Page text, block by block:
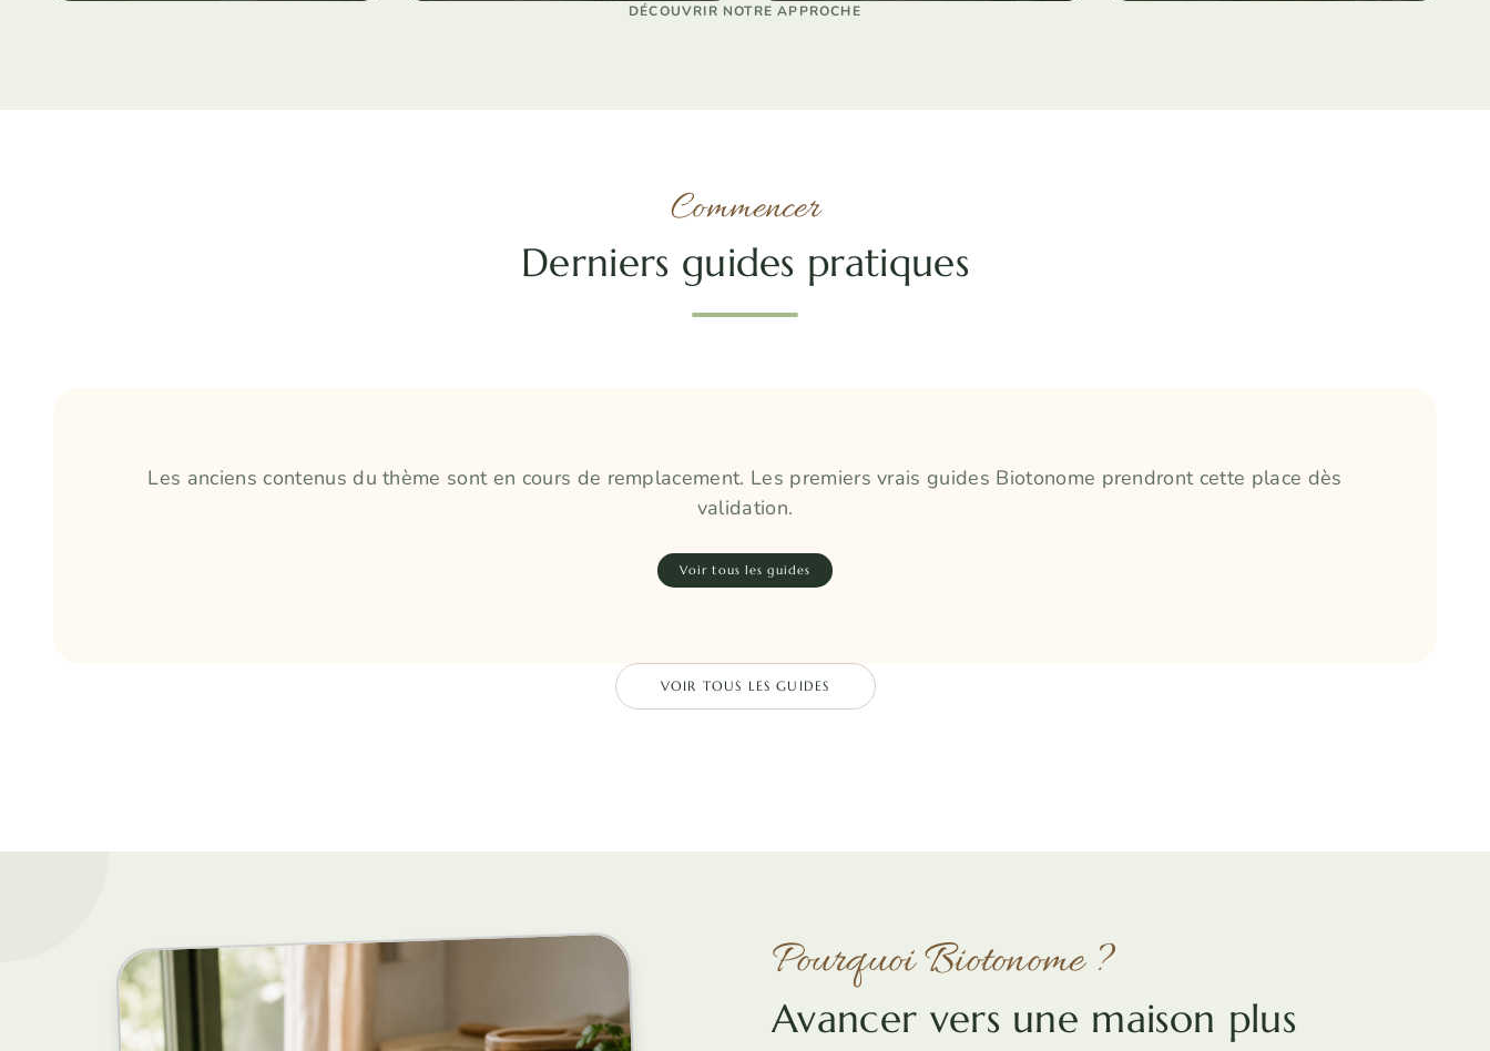
DÉCOUVRIR NOTRE APPROCHE
Commencer
Derniers guides pratiques
Les anciens contenus du thème sont en cours de remplacement. Les premiers vrais guides Biotonome prendront cette place dès
validation.
Voir tous les guides
VOIR TOUS LES GUIDES
Pourquoi Biotonome ?
Avancer vers une maison plus